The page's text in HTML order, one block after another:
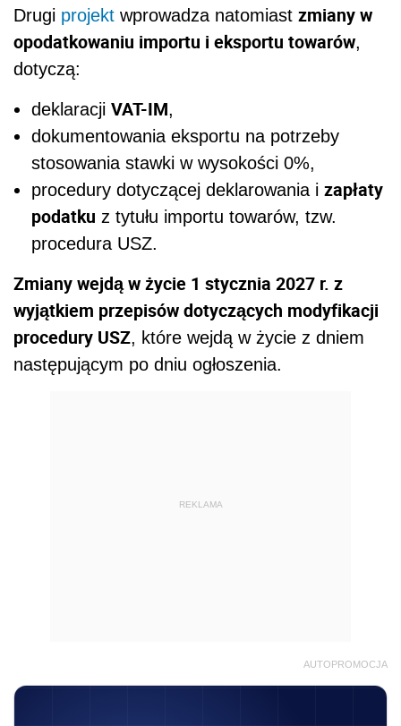
Drugi projekt wprowadza natomiast zmiany w
opodatkowaniu importu i eksportu towarów,
dotyczą:
deklaracji VAT-IM,
dokumentowania eksportu na potrzeby
stosowania stawki w wysokości 0%,
procedury dotyczącej deklarowania i zapłaty
podatku z tytułu importu towarów, tzw.
procedura USZ.
Zmiany wejdą w życie 1 stycznia 2027 r. z
wyjątkiem przepisów dotyczących modyfikacji
procedury USZ, które wejdą w życie z dniem
następującym po dniu ogłoszenia.
REKLAMA
AUTOPROMOCJA